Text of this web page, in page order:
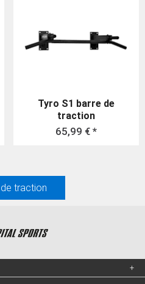
Tyro S1 barre de
traction
65,99 € *
traction